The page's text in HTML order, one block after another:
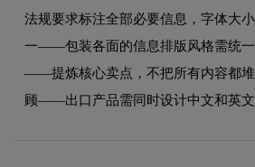
法规要求标注全部必要信息，字体大
一——包装各面的信息排版风格需统
——提炼核心卖点，不把所有内容都
顾——出口产品需同时设计中文和英文